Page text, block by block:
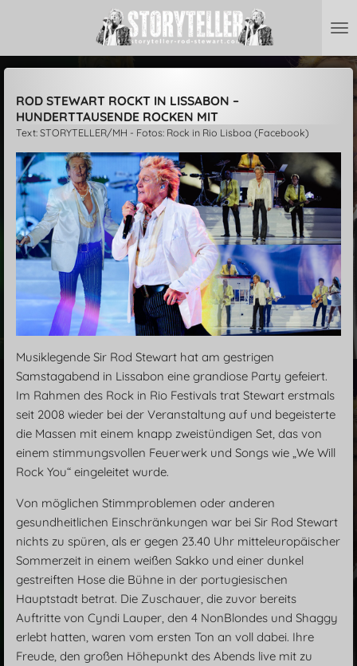
springen
ROD STEWART ROCKT IN LISSABON –
HUNDERTTAUSENDE ROCKEN MIT
Text: STORYTELLER/MH - Fotos: Rock in Rio Lisboa (Facebook)
Musiklegende Sir Rod Stewart hat am gestrigen
Samstagabend in Lissabon eine grandiose Party gefeiert.
Im Rahmen des Rock in Rio Festivals trat Stewart erstmals
seit 2008 wieder bei der Veranstaltung auf und begeisterte
die Massen mit einem knapp zweistündigen Set, das von
einem stimmungsvollen Feuerwerk und Songs wie „We Will
Rock You“ eingeleitet wurde.
Von möglichen Stimmproblemen oder anderen
gesundheitlichen Einschränkungen war bei Sir Rod Stewart
nichts zu spüren, als er gegen 23.40 Uhr mitteleuropäischer
Sommerzeit in einem weißen Sakko und einer dunkel
gestreiften Hose die Bühne in der portugiesischen
Hauptstadt betrat. Die Zuschauer, die zuvor bereits
Auftritte von Cyndi Lauper, den 4 NonBlondes und Shaggy
erlebt hatten, waren vom ersten Ton an voll dabei. Ihre
Freude, den großen Höhepunkt des Abends live mit zu